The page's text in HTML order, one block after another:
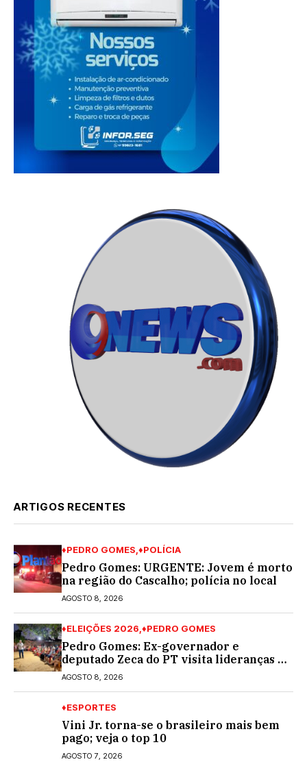
ARTIGOS RECENTES
♦PEDRO GOMES ♦POLÍCIA
Pedro Gomes: URGENTE: Jovem é morto
na região do Cascalho; polícia no local
AGOSTO 8, 2026
♦ELEIÇÕES 2026 ♦PEDRO GOMES
Pedro Gomes: Ex-governador e
deputado Zeca do PT visita lideranças do
partido na cidade; buscará a reeleição
AGOSTO 8, 2026
♦ESPORTES
Vini Jr. torna-se o brasileiro mais bem
pago; veja o top 10
AGOSTO 7, 2026